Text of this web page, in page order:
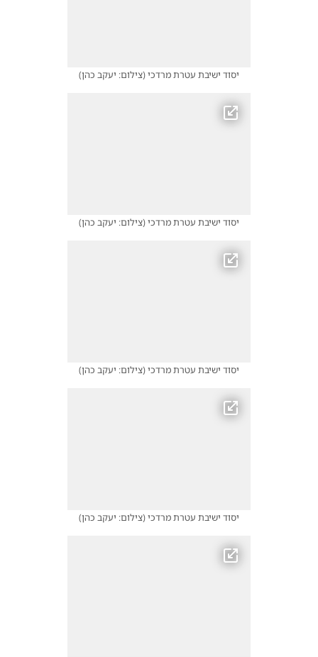
יסוד ישיבת עטרת מרדכי(צילום: יעקב כהן)
יסוד ישיבת עטרת מרדכי(צילום: יעקב כהן)
יסוד ישיבת עטרת מרדכי(צילום: יעקב כהן)
יסוד ישיבת עטרת מרדכי(צילום: יעקב כהן)